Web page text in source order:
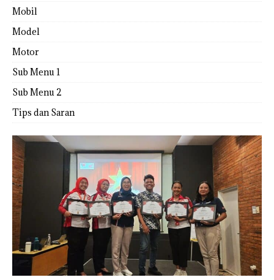
Mobil
Model
Motor
Sub Menu 1
Sub Menu 2
Tips dan Saran